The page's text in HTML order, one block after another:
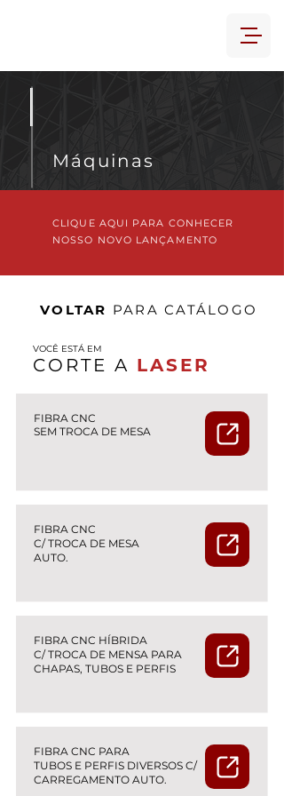
Máquinas
CLIQUE AQUI PARA CONHECER
NOSSO NOVO LANÇAMENTO
VOLTAR PARA CATÁLOGO
VOCÊ ESTÁ EM
CORTE A LASER
FIBRA CNC
SEM TROCA DE MESA
FIBRA CNC
C/ TROCA DE MESA
AUTO.
FIBRA CNC HÍBRIDA
C/ TROCA DE MENSA PARA
CHAPAS, TUBOS E PERFIS
FIBRA CNC PARA
TUBOS E PERFIS DIVERSOS C/
CARREGAMENTO AUTO.